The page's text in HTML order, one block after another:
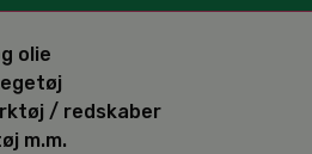
olie
/ redskaber
m.m.